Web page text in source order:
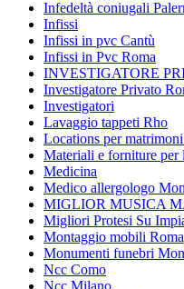
Infedeltà coniugali
Infissi
Infissi in pvc Cantù
Infissi in Pvc Roma
INVESTIGATORE
Investigatore Privato
Investigatori
Lavaggio tappeti Rho
Locations per
Materiali e forniture per
Medicina
Medico allergologo
MIGLIOR MUSICA
Migliori Protesi Su
Montaggio mobili Roma
Monumenti funebri
Ncc Como
Ncc Milano